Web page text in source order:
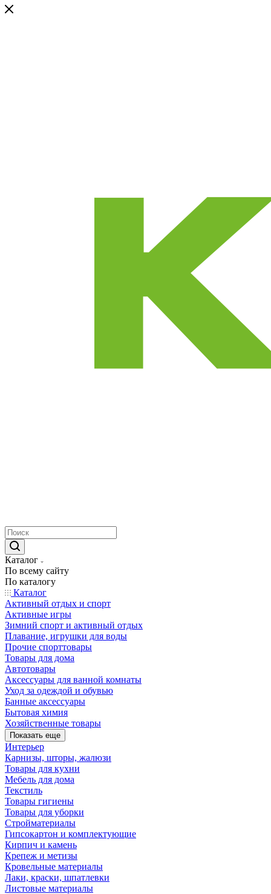
Каталог
По всему сайту
По каталогу
Каталог
Активный отдых и спорт
Активные игры
Зимний спорт и активный отдых
Плавание, игрушки для воды
Прочие спорттовары
Товары для дома
Автотовары
Аксессуары для ванной комнаты
Уход за одеждой и обувью
Банные аксессуары
Бытовая химия
Хозяйственные товары
Показать еще
Интерьер
Карнизы, шторы, жалюзи
Товары для кухни
Мебель для дома
Текстиль
Товары гигиены
Товары для уборки
Стройматериалы
Гипсокартон и комплектующие
Кирпич и камень
Крепеж и метизы
Кровельные материалы
Лаки, краски, шпатлевки
Листовые материалы